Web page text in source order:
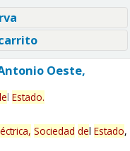
Oeste,
l Estado.
Sociedad del Estado,